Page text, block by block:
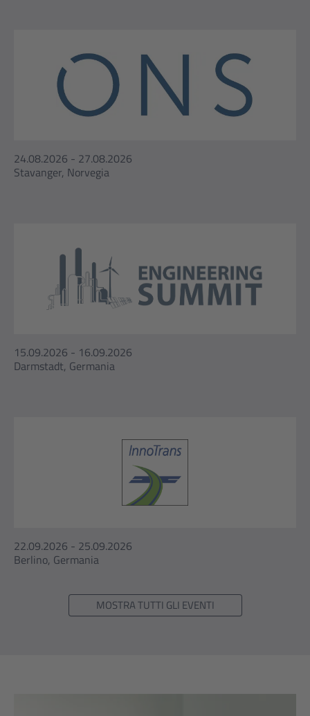
24.08.2026 - 27.08.2026
Stavanger, Norvegia
15.09.2026 - 16.09.2026
Darmstadt, Germania
22.09.2026 - 25.09.2026
Berlino, Germania
MOSTRA TUTTI GLI EVENTI